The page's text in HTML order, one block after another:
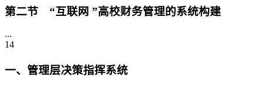
第二节 “互联网 ”高校财务管理的系统构建
...
14
一、管理层决策指挥系统